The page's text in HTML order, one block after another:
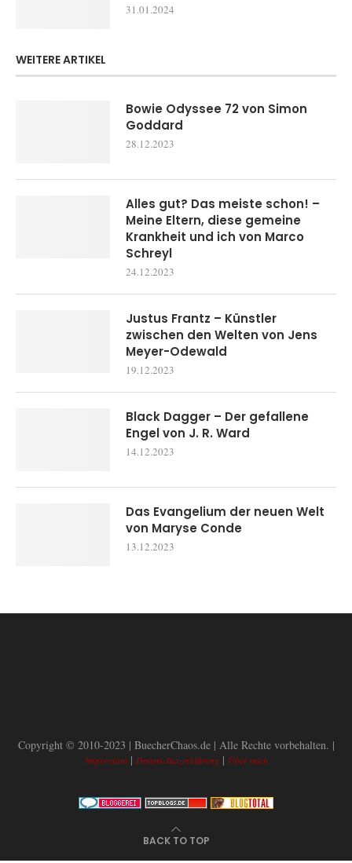
31.01.2024
WEITERE ARTIKEL
Bowie Odyssee 72 von Simon
Goddard
28.12.2023
Alles gut? Das meiste schon! –
Meine Eltern, diese gemeine
Krankheit und ich von Marco
Schreyl
24.12.2023
Justus Frantz – Künstler
zwischen den Welten von Jens
Meyer-Odewald
19.12.2023
Black Dagger – Der gefallene
Engel von J. R. Ward
14.12.2023
Das Evangelium der neuen Welt
von Maryse Conde
13.12.2023
Copyright © 2010-2023 | BuecherChaos.de | Alle Rechte vorbehalten. |
Impressum | Datenschutzerklärung| Über mich
BACK TO TOP